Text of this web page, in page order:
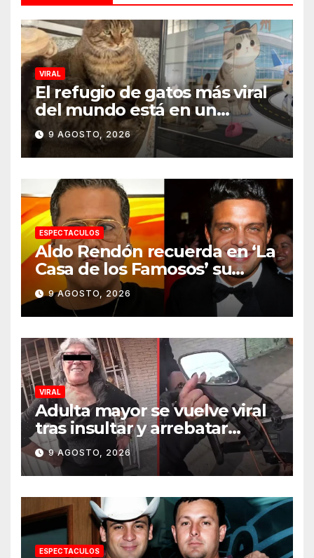
VIRAL
El refugio de gatos más viral
del mundo está en un
aeropuerto internacional y
tiene a tres felinos
patrullando las puertas de
embarque
9 AGOSTO, 2026
ESPECTACULOS
Aldo Rendón recuerda en ‘La
Casa de los Famosos’ su
encuentro con Luis Miguel
9 AGOSTO, 2026
VIRAL
Adulta mayor se vuelve viral
tras insultar y arrebatar
celular a repartidor
9 AGOSTO, 2026
ESPECTACULOS